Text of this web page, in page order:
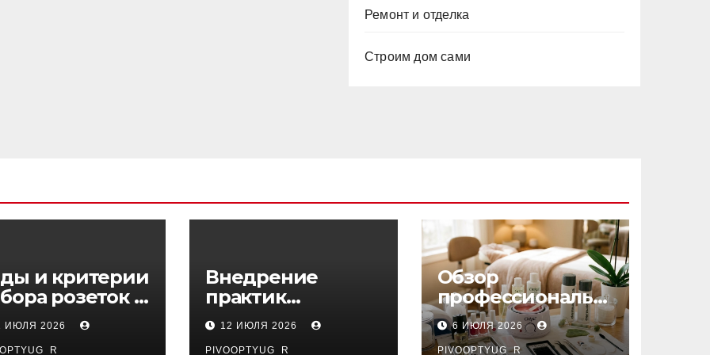
Ремонт и отделка
Строим дом сами
и критерии
розеток и
ИЮЛЯ 2026
Внедрение
практик
управляемого
DevOps в
12 ИЮЛЯ 2026
PIVOOPTYUG_R
Обзор
профессиональн
ых материалов и
инструментов
6 ИЮЛЯ 2026
PIVOOPTYUG_R